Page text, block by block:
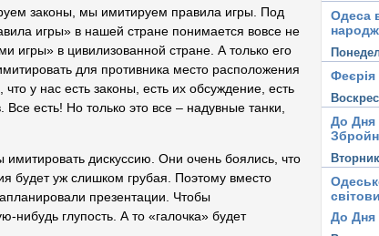
законы, мы имитируем правила игры. Под
игры» в нашей стране понимается вовсе не
игры» в цивилизованной стране. А только его
для противника место расположения
у нас есть законы, есть их обсуждение, есть
есть! Но только это все – надувные танки,
дискуссию. Они очень боялись, что
будет уж слишком грубая. Поэтому вместо
презентации. Чтобы
глупость. А то «галочка» будет
Одеса
Феєрія
До Дня
До Дня